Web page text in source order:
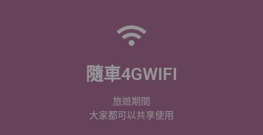
隨車4GWIFI
旅遊期間
大家都可以共享使用